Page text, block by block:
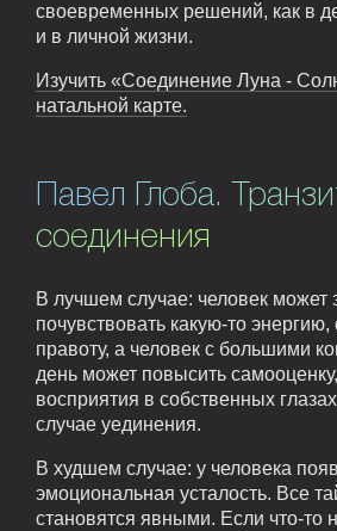
своевременных решений, как в
и в личной жизни.
Изучить «Соединение Луна -
натальной карте.
Павел Глоба.
соединения
В лучшем случае: человек может
почувствовать какую-то энергию,
правоту, а человек с большими
день может повысить
восприятия в собственных
случае уединения.
В худшем случае: у человека
эмоциональная усталость. Все
становятся явными. Если что-то